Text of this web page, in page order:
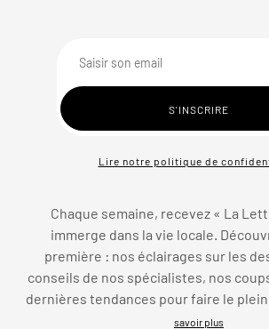
Lire notre politique de
Chaque semaine, recevez « La
immerge dans la vie locale.
première : nos éclairages sur les
conseils de nos spécialistes, nos
dernières tendances pour faire le plein
savoir plus